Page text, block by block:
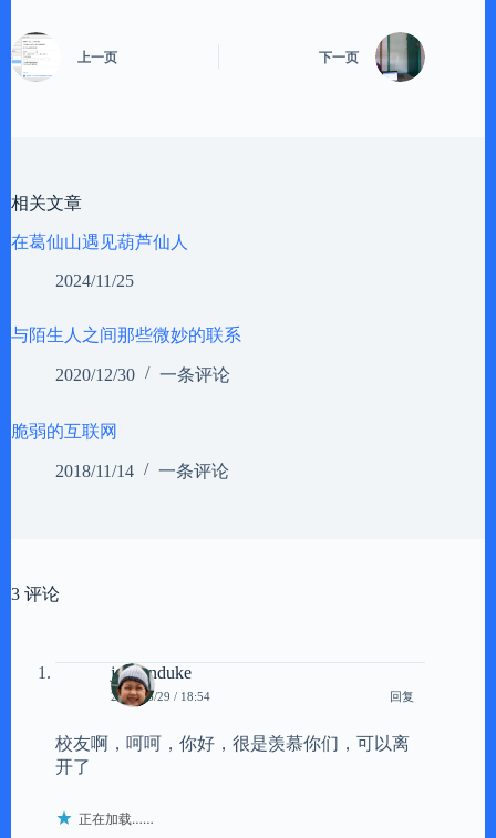
上一页 下一页
相关文章
在葛仙山遇见葫芦仙人
2024/11/25
与陌生人之间那些微妙的联系
2020/12/30 一条评论
脆弱的互联网
2018/11/14 一条评论
3 评论
jaykenduke
2008/06/29 / 18:54 回复
校友啊，呵呵，你好，很是羡慕你们，可以离
开了
正在加载……